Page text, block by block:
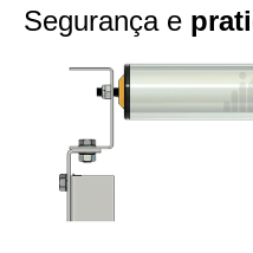
Segurança e